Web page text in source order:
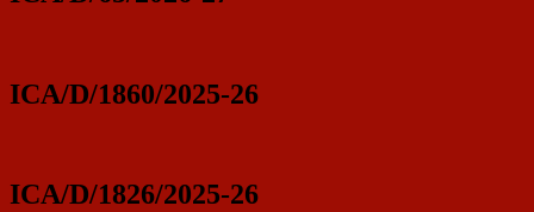
ICA/D/1860/2025-26
ICA/D/1826/2025-26